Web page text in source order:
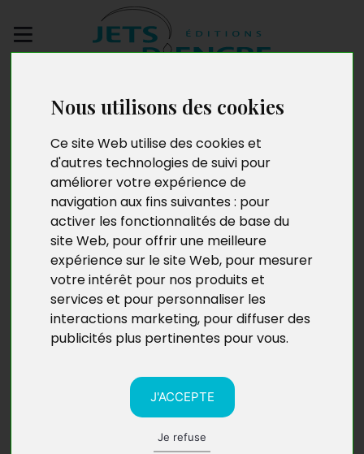
Nous utilisons des cookies
Ce site Web utilise des cookies et
d'autres technologies de suivi pour
améliorer votre expérience de
navigation aux fins suivantes : pour
activer les fonctionnalités de base du
site Web, pour offrir une meilleure
expérience sur le site Web, pour mesurer
votre intérêt pour nos produits et
services et pour personnaliser les
interactions marketing, pour diffuser des
publicités plus pertinentes pour vous.
J'ACCEPTE
Je refuse
manuscrit
Télétravail à domicile
en période de
coronavirus